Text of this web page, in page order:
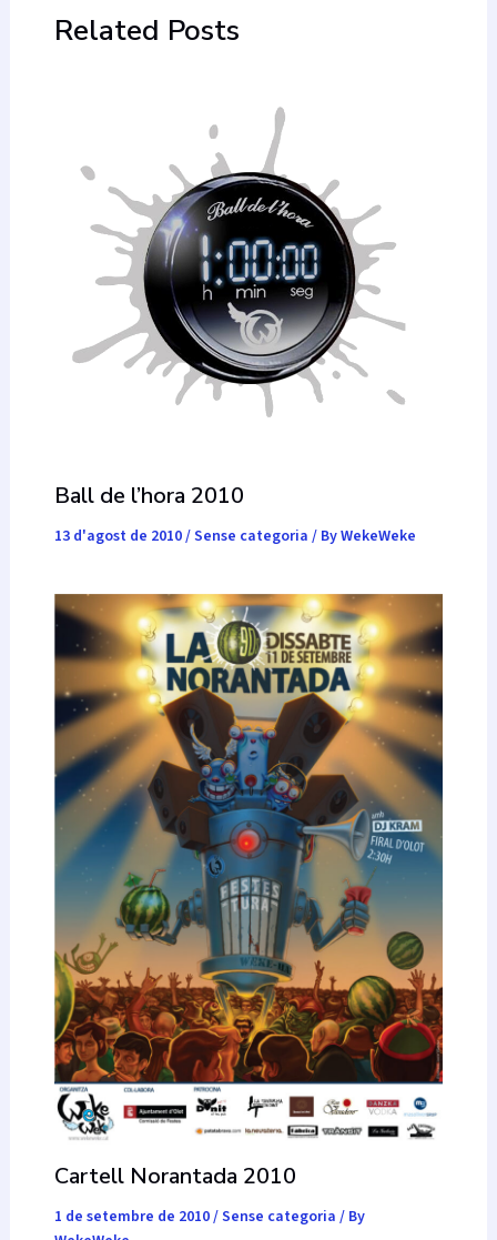
Related Posts
Ball de l’hora 2010
13 d'agost de 2010/Sense categoria / ByWekeWeke
Cartell Norantada 2010
1 de setembre de 2010/Sense categoria / By